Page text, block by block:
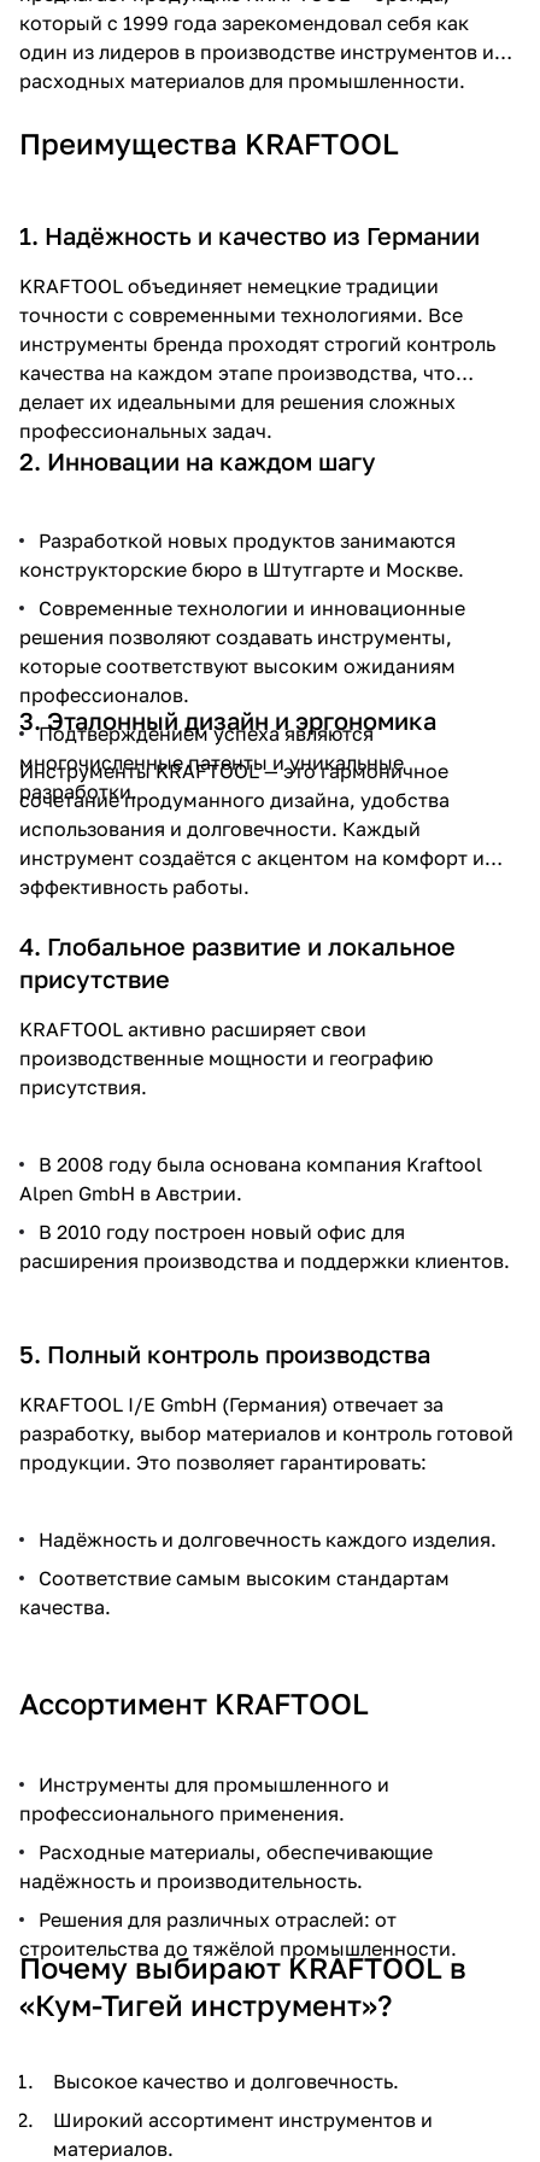
который с 1999 года зарекомендовал себя как
один из лидеров в производстве инструментов и
расходных материалов для промышленности.
Преимущества KRAFTOOL
1. Надёжность и качество из Германии
KRAFTOOL объединяет немецкие традиции
точности с современными технологиями. Все
инструменты бренда проходят строгий контроль
качества на каждом этапе производства, что
делает их идеальными для решения сложных
профессиональных задач.
2. Инновации на каждом шагу
Разработкой новых продуктов занимаются
конструкторские бюро в Штутгарте и Москве.
Современные технологии и инновационные
решения позволяют создавать инструменты,
которые соответствуют высоким ожиданиям
профессионалов.
Подтверждением успеха являются
многочисленные патенты и уникальные
разработки.
3. Эталонный дизайн и эргономика
Инструменты KRAFTOOL — это гармоничное
сочетание продуманного дизайна, удобства
использования и долговечности. Каждый
инструмент создаётся с акцентом на комфорт и
эффективность работы.
4. Глобальное развитие и локальное
присутствие
KRAFTOOL активно расширяет свои
производственные мощности и географию
присутствия.
В 2008 году была основана компания Kraftool
Alpen GmbH в Австрии.
В 2010 году построен новый офис для
расширения производства и поддержки клиентов.
5. Полный контроль производства
KRAFTOOL I/E GmbH (Германия) отвечает за
разработку, выбор материалов и контроль готовой
продукции. Это позволяет гарантировать:
Надёжность и долговечность каждого изделия.
Соответствие самым высоким стандартам
качества.
Ассортимент KRAFTOOL
Инструменты для промышленного и
профессионального применения.
Расходные материалы, обеспечивающие
надёжность и производительность.
Решения для различных отраслей: от
строительства до тяжёлой промышленности.
Почему выбирают KRAFTOOL в
«Кум-Тигей инструмент»?
Высокое качество и долговечность.
Широкий ассортимент инструментов и
материалов.
об оплате Плайтом
недели
раз в 2 недели
Остались вопросы?